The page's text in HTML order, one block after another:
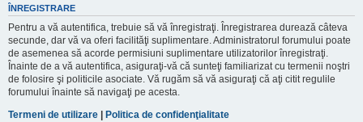
ÎNREGISTRARE
Pentru a vă autentifica, trebuie să vă înregistraţi. Înregistrarea durează câteva
secunde, dar vă va oferi facilităţi suplimentare. Administratorul forumului poate
de asemenea să acorde permisiuni suplimentare utilizatorilor înregistraţi.
Înainte de a vă autentifica, asiguraţi-vă că sunteţi familiarizat cu termenii noştri
de folosire şi politicile asociate. Vă rugăm să vă asiguraţi că aţi citit regulile
forumului înainte să navigaţi pe acesta.
Termeni de utilizare | Politica de confidenţialitate